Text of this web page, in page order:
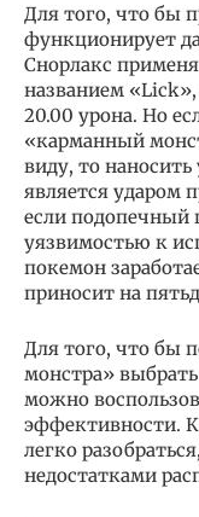
Для того, что бы
функционирует
Снорлакс
названием
20.00 урона. Но
«карманный
виду, то
является ударом
если подопечный
уязвимостью к
покемон
приносит на
Для того, что бы
монстра»
можно
эффективности.
легко
недостатками